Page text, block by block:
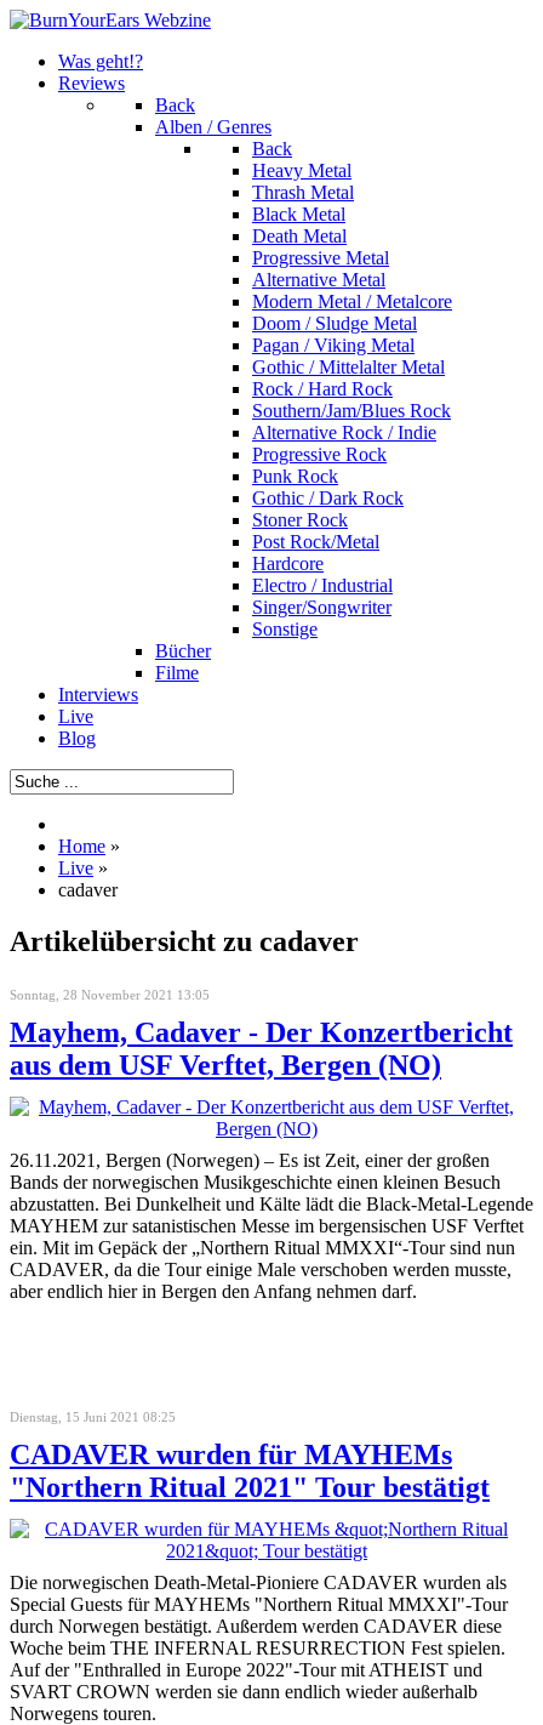
Was geht!?
Reviews
Back
Alben / Genres
Back
Heavy Metal
Thrash Metal
Black Metal
Death Metal
Progressive Metal
Alternative Metal
Modern Metal / Metalcore
Doom / Sludge Metal
Pagan / Viking Metal
Gothic / Mittelalter Metal
Rock / Hard Rock
Southern/Jam/Blues Rock
Alternative Rock / Indie
Progressive Rock
Punk Rock
Gothic / Dark Rock
Stoner Rock
Post Rock/Metal
Hardcore
Electro / Industrial
Singer/Songwriter
Sonstige
Bücher
Filme
Interviews
Live
Blog
Home »
Live »
cadaver
Artikelübersicht zu cadaver
Sonntag, 28 November 2021 13:05
Mayhem, Cadaver - Der Konzertbericht
aus dem USF Verftet, Bergen (NO)
26.11.2021, Bergen (Norwegen) – Es ist Zeit, einer der großen
Bands der norwegischen Musikgeschichte einen kleinen Besuch
abzustatten. Bei Dunkelheit und Kälte lädt die Black-Metal-Legende
MAYHEM zur satanistischen Messe im bergensischen USF Verftet
ein. Mit im Gepäck der „Northern Ritual MMXXI“-Tour sind nun
CADAVER, da die Tour einige Male verschoben werden musste,
aber endlich hier in Bergen den Anfang nehmen darf.
Dienstag, 15 Juni 2021 08:25
CADAVER wurden für MAYHEMs
"Northern Ritual 2021" Tour bestätigt
Die norwegischen Death-Metal-Pioniere CADAVER wurden als
Special Guests für MAYHEMs "Northern Ritual MMXXI"-Tour
durch Norwegen bestätigt. Außerdem werden CADAVER diese
Woche beim THE INFERNAL RESURRECTION Fest spielen.
Auf der "Enthralled in Europe 2022"-Tour mit ATHEIST und
SVART CROWN werden sie dann endlich wieder außerhalb
Norwegens touren.